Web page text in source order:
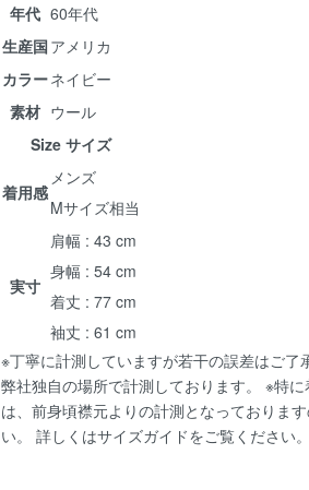
年代 60年代
生産国 アメリカ
カラーネイビー
素材 ウール
Size サイズ
着用感
メンズ
Mサイズ相当
実寸
肩幅 : 43 cm
身幅 : 54 cm
着丈 : 77 cm
袖丈 : 61 cm
※丁寧に計測していますが若干の誤差はご了
弊社独自の場所で計測しております。 ※特
は、前身頃襟元よりの計測となっておりま
い。 詳しくはサイズガイドをご覧ください。